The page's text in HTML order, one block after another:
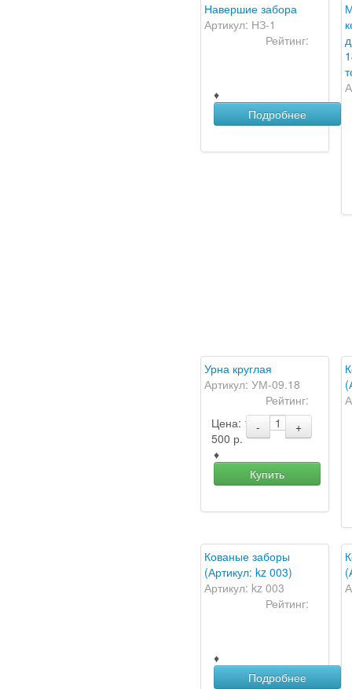
Навершие забора
Артикул: НЗ-1
Рейтинг:
♦
Подробнее
Урна круглая
Артикул: УМ-09.18
Рейтинг:
Цена: 1
500 р.
-
+
♦
Купить
Кованые заборы
(Артикул: kz 003)
Артикул: kz 003
Рейтинг:
♦
Подробнее